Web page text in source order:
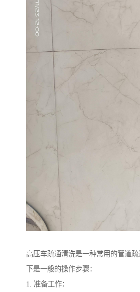
高压车疏通清洗是一种常用的管道
下是一般的操作步骤：
1. 准备工作：